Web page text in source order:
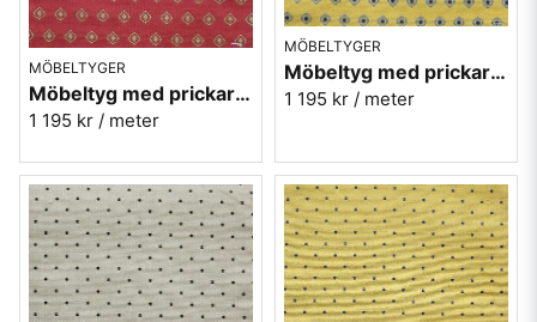
MÖBELTYGER
Möbeltyg med prickar - Kosmos nr.30 röd
1 195 kr / meter
MÖBELTYGER
Möbeltyg med prickar - Kosmos nr.10 gul
1 195 kr / meter